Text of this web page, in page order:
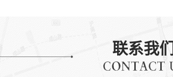
联系我们